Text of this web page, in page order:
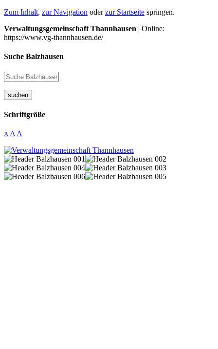
Zum Inhalt, zur Navigation oderzur Startseite springen.
Verwaltungsgemeinschaft Thannhausen | Online:
https://www.vg-thannhausen.de/
Suche Balzhausen
suchen
Schriftgröße
A A A